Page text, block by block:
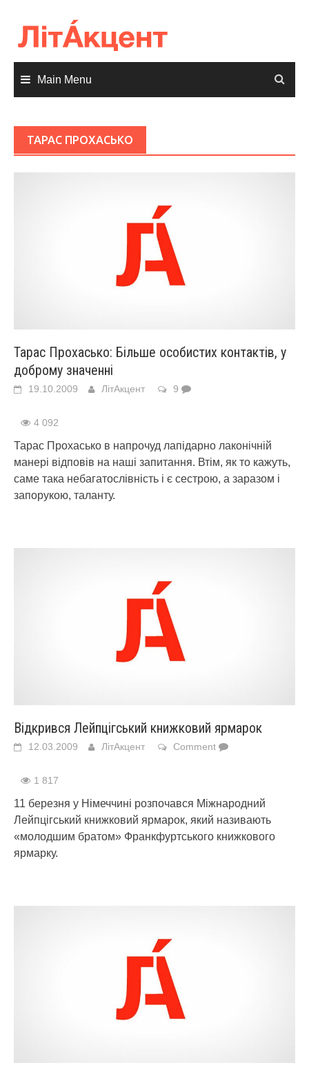
content
Main Menu
ТАРАС ПРОХАСЬКО
Тарас Прохасько: Більше особистих контактів, у
доброму значенні
19.10.2009 ЛітАкцент 9
4 092
Тарас Прохасько в напрочуд лапідарно лаконічній
манері відповів на наші запитання. Втім, як то кажуть,
саме така небагатослівність і є сестрою, а заразом і
запорукою, таланту.
Відкрився Лейпцігський книжковий ярмарок
12.03.2009 ЛітАкцент Comment
1 817
11 березня у Німеччині розпочався Міжнародний
Лейпцігський книжковий ярмарок, який називають
«молодшим братом» Франкфуртського книжкового
ярмарку.